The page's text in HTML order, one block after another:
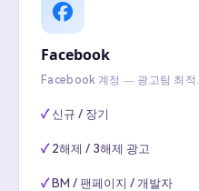
Facebook
Facebook 계정 — 광고팀 최적.
신규 / 장기
2해제 / 3해제 광고
BM / 팬페이지 / 개발자